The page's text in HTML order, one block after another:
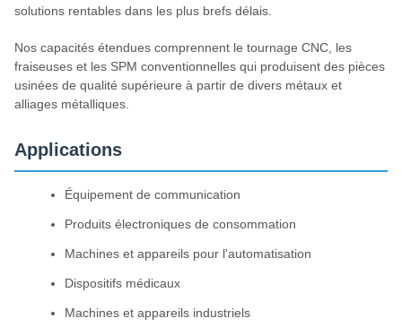
solutions rentables dans les plus brefs délais.
Nos capacités étendues comprennent le tournage CNC, les
fraiseuses et les SPM conventionnelles qui produisent des pièces
usinées de qualité supérieure à partir de divers métaux et
alliages métalliques.
Applications
Équipement de communication
Produits électroniques de consommation
Machines et appareils pour l'automatisation
Dispositifs médicaux
Machines et appareils industriels